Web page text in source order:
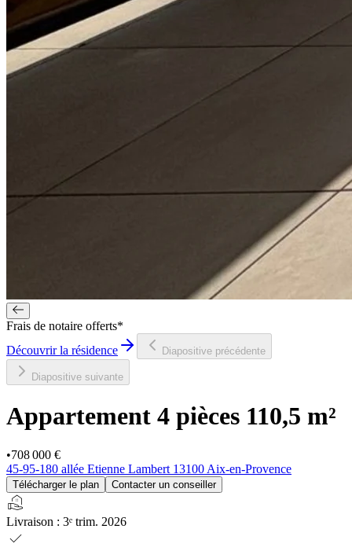
Frais de notaire offerts*
Découvrir la résidence
Diapositive précédente
Diapositive suivante
Appartement 4 pièces 110,5 m²
•708 000 €
45-95-180 allée Etienne Lambert 13100 Aix-en-Provence
Télécharger le plan Contacter un conseiller
real_estate_agent
Livraison : 3ᵉ trim. 2026
check